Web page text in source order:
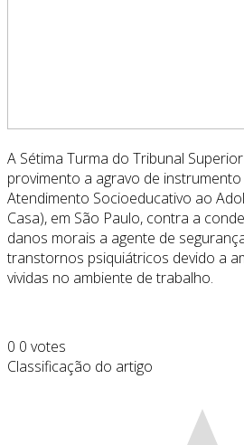
A Sétima Turma do Tribunal
provimento a agravo de
Atendimento Socioeducativo ao
Casa), em São Paulo, contra a
danos morais a agente de
transtornos psiquiátricos devido a
vividas no ambiente de trabalho.
0 0 votes
Classificação do artigo